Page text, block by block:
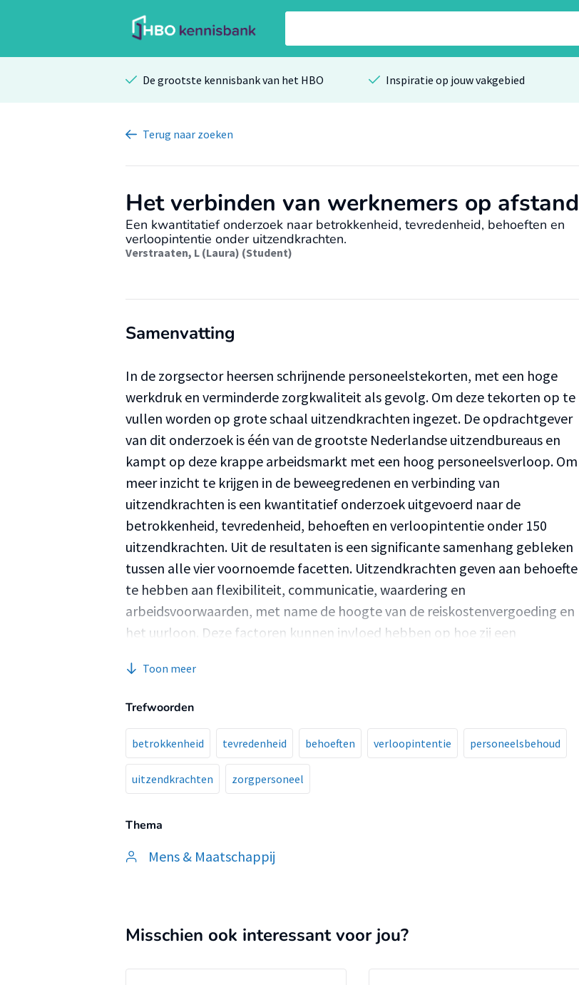
De grootste kennisbank van het HBO Inspiratie op jouw vakgebied
Terug naar zoeken
Het verbinden van werknemers op afstand
Een kwantitatief onderzoek naar betrokkenheid, tevredenheid, behoeften en
verloopintentie onder uitzendkrachten.
Verstraaten, L (Laura) (Student)
Samenvatting
In de zorgsector heersen schrijnende personeelstekorten, met een hoge
werkdruk en verminderde zorgkwaliteit als gevolg. Om deze tekorten op te
vullen worden op grote schaal uitzendkrachten ingezet. De opdrachtgever
van dit onderzoek is één van de grootste Nederlandse uitzendbureaus en
kampt op deze krappe arbeidsmarkt met een hoog personeelsverloop. Om
meer inzicht te krijgen in de beweegredenen en verbinding van
uitzendkrachten is een kwantitatief onderzoek uitgevoerd naar de
betrokkenheid, tevredenheid, behoeften en verloopintentie onder 150
uitzendkrachten. Uit de resultaten is een significante samenhang gebleken
tussen alle vier voornoemde facetten. Uitzendkrachten geven aan behoefte
te hebben aan flexibiliteit, communicatie, waardering en
arbeidsvoorwaarden, met name de hoogte van de reiskostenvergoeding en
het uurloon. Deze factoren kunnen invloed hebben op hoe zij een
Toon meer
Trefwoorden
betrokkenheid tevredenheid behoeften verloopintentie personeelsbehoud
uitzendkrachten zorgpersoneel
Thema
Mens & Maatschappij
Misschien ook interessant voor jou?